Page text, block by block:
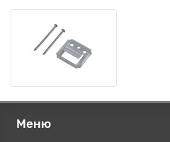
Меню